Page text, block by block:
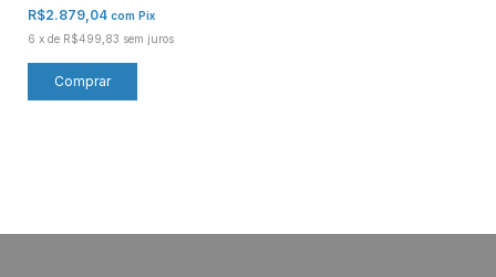
R$2.879,04 com Pix
6 x de R$499,83 sem juros
Comprar